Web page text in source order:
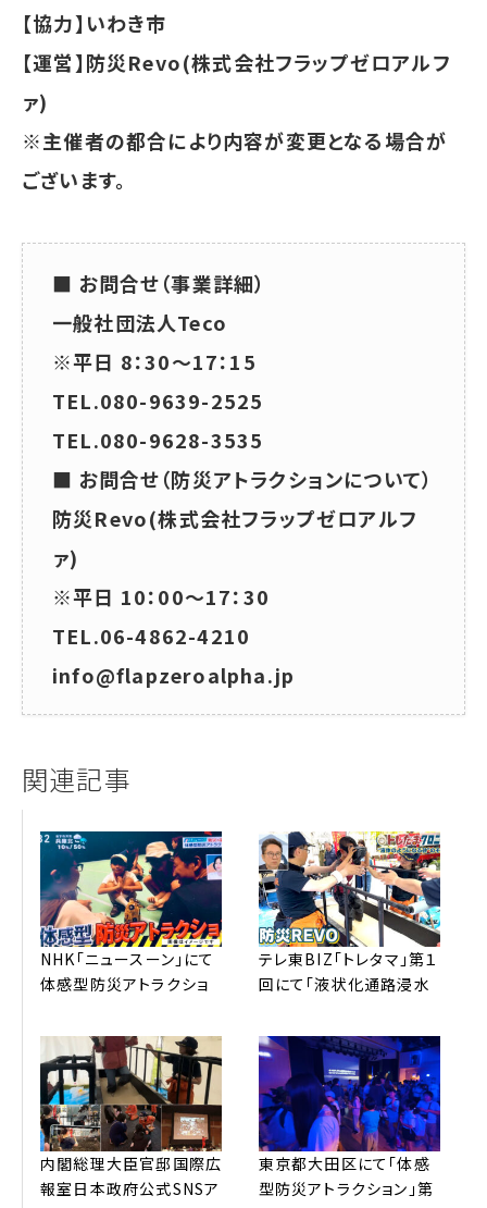
【協力】いわき市
【運営】防災Revo(株式会社フラップゼロアルフ
ァ)
※主催者の都合により内容が変更となる場合が
ございます。
■ お問合せ（事業詳細）
一般社団法人Teco
※平日 8：30～17：15
TEL.080-9639-2525
TEL.080-9628-3535
■ お問合せ（防災アトラクションについて）
防災Revo(株式会社フラップゼロアルフ
ァ)
※平日 10：00～17：30
TEL.06-4862-4210
info@flapzeroalpha.jp
関連記事
NHK「ニュースーン」にて
体感型防災アトラクショ
テレ東BIZ「トレタマ」第１
回にて「液状化通路浸⽔
た。
内閣総理⼤⾂官邸国際広
報室⽇本政府公式SNSア
東京都⼤⽥区にて「体感
型防災アトラクション」第